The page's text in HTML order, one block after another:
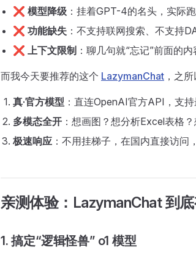
❌ 模型降级 ：挂着GPT-4的名头，实际
❌ 功能缺失 ：不支持联网搜索、不支持
❌ 上下文限制 ：聊几句就“忘记”前面的
而我今天要推荐的这个 LazymanChat ，之
真·官方模型 ：直连OpenAI官方API，支
多模态全开 ：想画图？想分析Excel表格
极速响应 ：不用挂梯子，在国内直接访问
亲测体验：LazymanChat 到
1. 搞定“逻辑怪兽” o1 模型